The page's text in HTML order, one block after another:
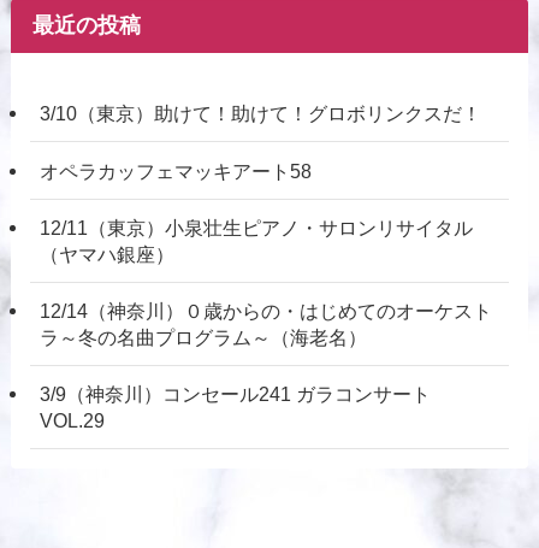
最近の投稿
3/10（東京）助けて！助けて！グロボリンクスだ！
オペラカッフェマッキアート58
12/11（東京）小泉壮生ピアノ・サロンリサイタル
（ヤマハ銀座）
12/14（神奈川）０歳からの・はじめてのオーケスト
ラ～冬の名曲プログラム～（海老名）
3/9（神奈川）コンセール241 ガラコンサート
VOL.29